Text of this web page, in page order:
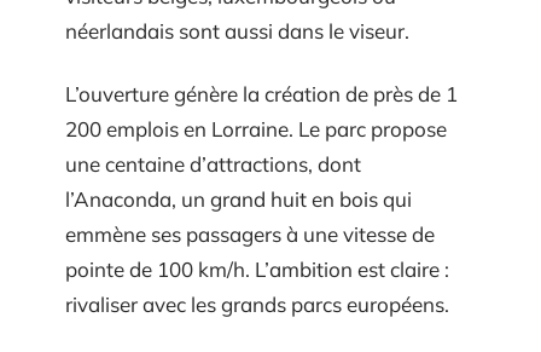
néerlandais sont aussi dans le viseur.
L’ouverture génère la création de près de 1
200 emplois en Lorraine. Le parc propose
une centaine d’attractions, dont
l’Anaconda, un grand huit en bois qui
emmène ses passagers à une vitesse de
pointe de 100 km/h. L’ambition est claire :
rivaliser avec les grands parcs européens.